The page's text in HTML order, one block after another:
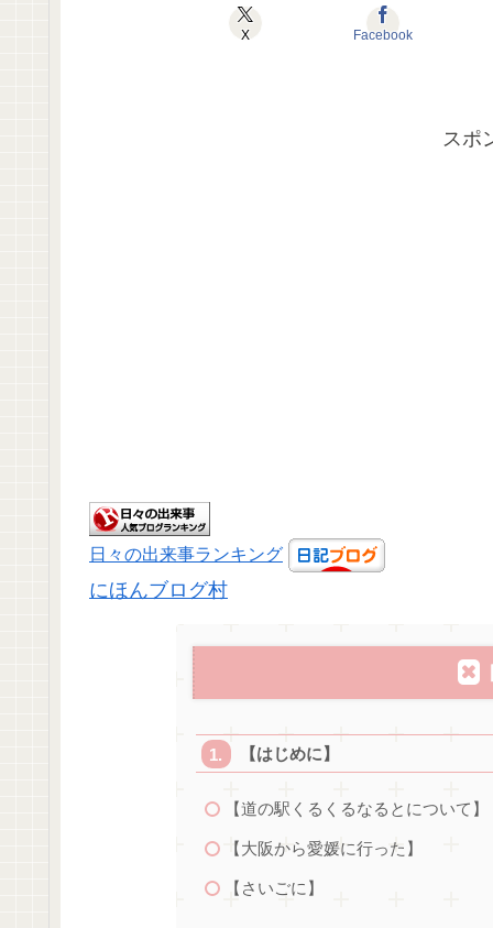
X Facebook
スポ
日々の出来事ランキング
にほんブログ村
【はじめに】
【道の駅くるくるなるとについて】
【大阪から愛媛に行った】
【さいごに】